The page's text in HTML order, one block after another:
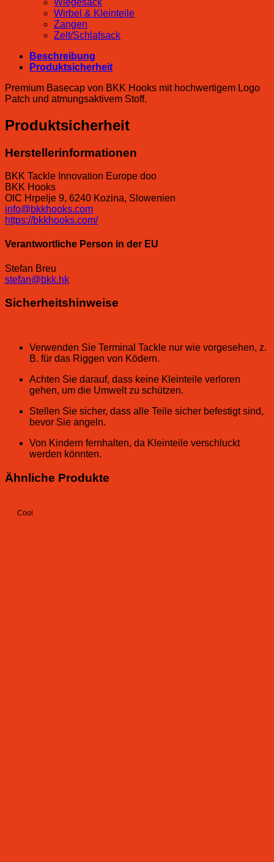
Wirbel & Kleinteile
Zangen
Zelt/Schlafsack
Beschreibung
Produktsicherheit
Premium Basecap von BKK Hooks mit hochwertigem Logo
Patch und atmungsaktivem Stoff.
Produktsicherheit
Herstellerinformationen
BKK Tackle Innovation Europe doo
BKK Hooks
OIC Hrpelje 9, 6240 Kozina, Slowenien
info@bkkhooks.com
https://bkkhooks.com/
Verantwortliche Person in der EU
Stefan Breu
stefan@bkk.hk
Sicherheitshinweise
Verwenden Sie Terminal Tackle nur wie vorgesehen, z.
B. für das Riggen von Ködern.
Achten Sie darauf, dass keine Kleinteile verloren
gehen, um die Umwelt zu schützen.
Stellen Sie sicher, dass alle Teile sicher befestigt sind,
bevor Sie angeln.
Von Kindern fernhalten, da Kleinteile verschluckt
werden könnten.
Ähnliche Produkte
Cool